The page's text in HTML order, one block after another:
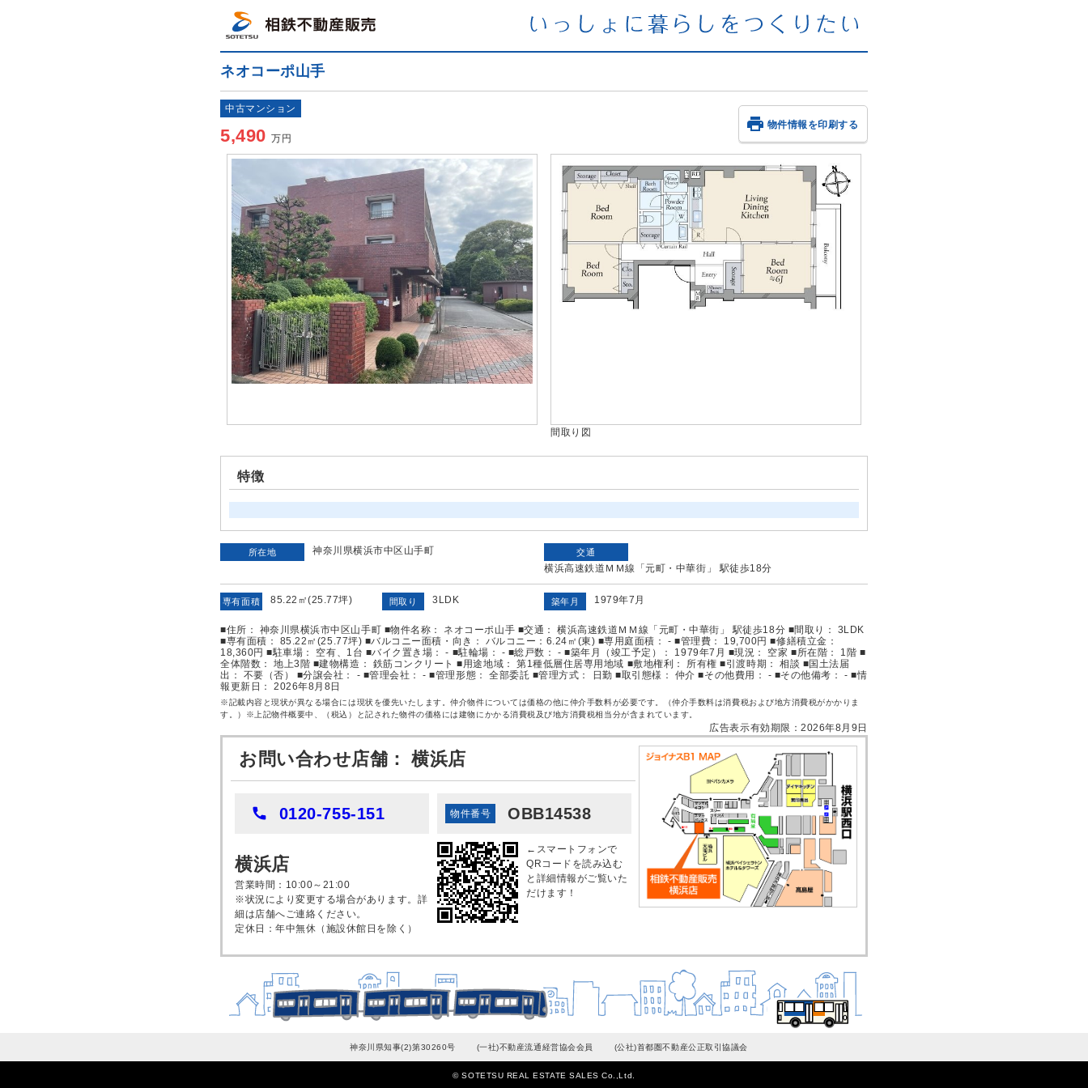
ネオコーポ山手
中古マンション
5,490万円
 物件情報を印刷する
間取り図
特徴
所在地 神奈川県横浜市中区山手町 交通
横浜高速鉄道ＭＭ線「元町・中華街」 駅徒歩18分
専有面積 85.22㎡(25.77坪) 間取り 3LDK 築年月 1979年7月
■住所： 神奈川県横浜市中区山手町 ■物件名称： ネオコーポ山手 ■交通： 横浜高速鉄道ＭＭ線「元町・中華街」 駅徒歩18分 ■間取り： 3LDK
■専有面積： 85.22㎡(25.77坪) ■バルコニー面積・向き： バルコニー：6.24㎡(東) ■専用庭面積： - ■管理費： 19,700円 ■修繕積立金：
18,360円 ■駐車場： 空有、1台 ■バイク置き場： - ■駐輪場： - ■総戸数： - ■築年月（竣工予定）： 1979年7月 ■現況： 空家 ■所在階： 1階 ■
全体階数： 地上3階 ■建物構造： 鉄筋コンクリート ■用途地域： 第1種低層住居専用地域 ■敷地権利： 所有権 ■引渡時期： 相談 ■国土法届
出： 不要（否） ■分譲会社： - ■管理会社： - ■管理形態： 全部委託 ■管理方式： 日勤 ■取引態様： 仲介 ■その他費用： - ■その他備考： - ■情
報更新日： 2026年8月8日
※記載内容と現状が異なる場合には現状を優先いたします。仲介物件については価格の他に仲介手数料が必要です。（仲介手数料は消費税および地方消費税がかかりま
す。）※上記物件概要中、（税込）と記された物件の価格には建物にかかる消費税及び地方消費税相当分が含まれています。
広告表示有効期限：2026年8月9日
お問い合わせ店舗： 横浜店
0120-755-151 物件番号 OBB14538
横浜店
営業時間：10:00～21:00
※状況により変更する場合があります。詳
細は店舗へご連絡ください。
定休日：年中無休（施設休館日を除く）
←スマートフォンで
QRコードを読み込む
と詳細情報がご覧いた
だけます！
神奈川県知事(2)第30260号 (一社)不動産流通経営協会会員 (公社)首都圏不動産公正取引協議会
© SOTETSU REAL ESTATE SALES Co.,Ltd.